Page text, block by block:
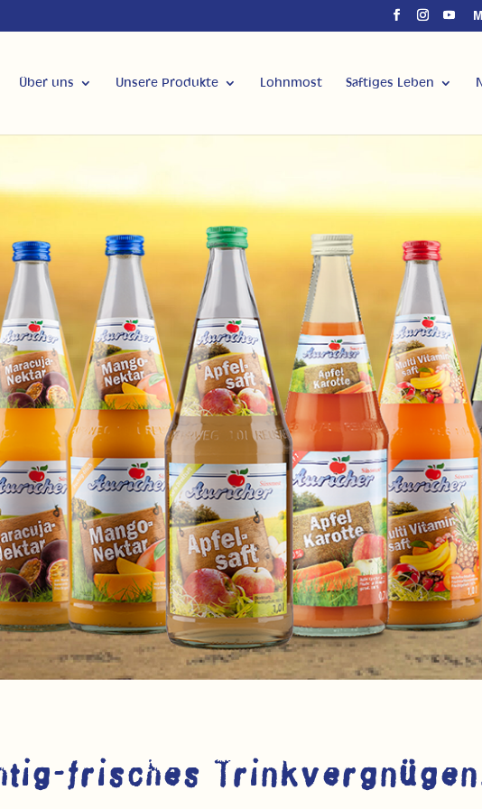
Über uns Unsere Produkte Lohnmost Saftiges Leben
frisches